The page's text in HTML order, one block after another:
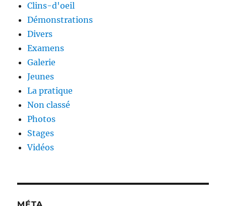
Clins-d'oeil
Démonstrations
Divers
Examens
Galerie
Jeunes
La pratique
Non classé
Photos
Stages
Vidéos